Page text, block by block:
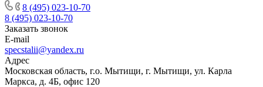
8 (495) 023-10-70
8 (495) 023-10-70
Заказать звонок
E-mail
specstalii@yandex.ru
Адрес
Московская область, г.о. Мытищи, г. Мытищи, ул. Карла
Маркса, д. 4Б, офис 120